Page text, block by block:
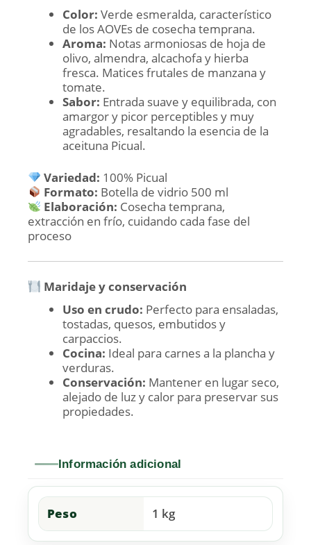
Color: Verde esmeralda, característico
de los AOVEs de cosecha temprana.
Aroma: Notas armoniosas de hoja de
olivo, almendra, alcachofa y hierba
fresca. Matices frutales de manzana y
tomate.
Sabor: Entrada suave y equilibrada, con
amargor y picor perceptibles y muy
agradables, resaltando la esencia de la
aceituna Picual.
Variedad: 100% Picual
Formato: Botella de vidrio 500 ml
Elaboración: Cosecha temprana,
extracción en frío, cuidando cada fase del
proceso
Maridaje y conservación
Uso en crudo: Perfecto para ensaladas,
tostadas, quesos, embutidos y
carpaccios.
Cocina: Ideal para carnes a la plancha y
verduras.
Conservación: Mantener en lugar seco,
alejado de luz y calor para preservar sus
propiedades.
Información adicional
Peso 1 kg